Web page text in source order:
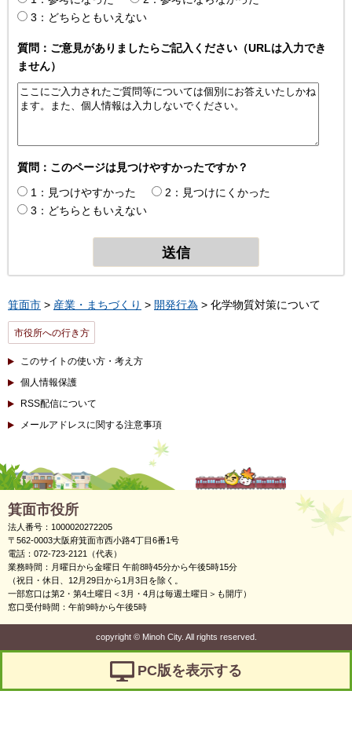
3：どちらともいえない
質問：ご意見がありましたらご記入ください（URLは入力でき
ません）
質問：このページは見つけやすかったですか？
1：見つけやすかった
2：見つけにくかった
3：どちらともいえない
箕面市 > 産業・まちづくり > 開発行為 > 化学物質対策について
市役所への行き方
このサイトの使い方・考え方
個人情報保護
RSS配信について
メールアドレスに関する注意事項
箕面市役所
法人番号：1000020272205
〒562-0003大阪府箕面市西小路4丁目6番1号
電話：072-723-2121（代表）
業務時間：月曜日から金曜日 午前8時45分から午後5時15分
（祝日・休日、12月29日から1月3日を除く。
一部窓口は第2・第4土曜日＜3月・4月は毎週土曜日＞も開庁）
窓口受付時間：午前9時から午後5時
copyright ©Minoh City. All rights reserved.
PC版を表示する